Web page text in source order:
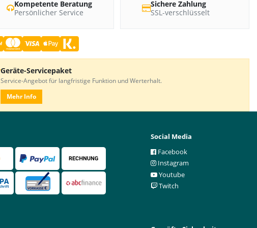
Kompetente Beratung
Persönlicher Service
Sichere Zahlung
SSL-verschlüsselt
Geräte-Servicepaket
Service-Angebot für langfristige Funktion und Werterhalt.
Mehr Info
Social Media
Facebook
Instagram
Youtube
Twitch